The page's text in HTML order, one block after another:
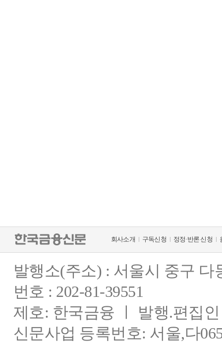
회사소개 구독신청 정정·반론 신청
발행소(주소) : 서울시 중구
번호 : 202-81-39551
제호: 한국금융 ㅣ 발행.편집
신문사업 등록번호: 서울,다